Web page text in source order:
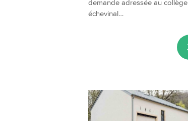
demande adressée au collège
échevinal…